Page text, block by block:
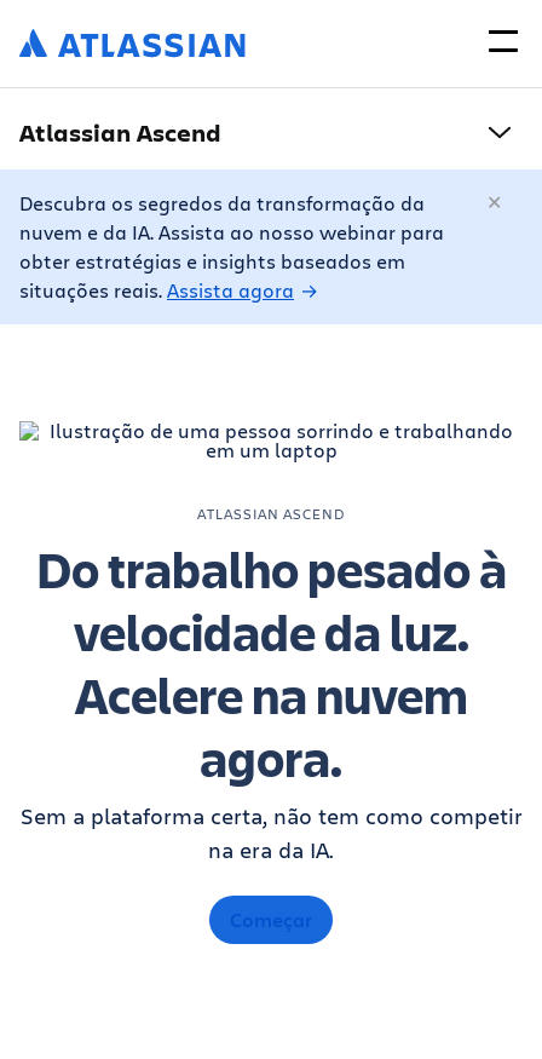
Atlassian Ascend
Descubra os segredos da transformação da
nuvem e da IA. Assista ao nosso webinar para
obter estratégias e insights baseados em
situações reais.Assista agora
ATLASSIAN ASCEND
Do trabalho pesado à
velocidade da luz.
Acelere na nuvem
agora.
Sem a plataforma certa, não tem como competir
na era da IA.
Começar